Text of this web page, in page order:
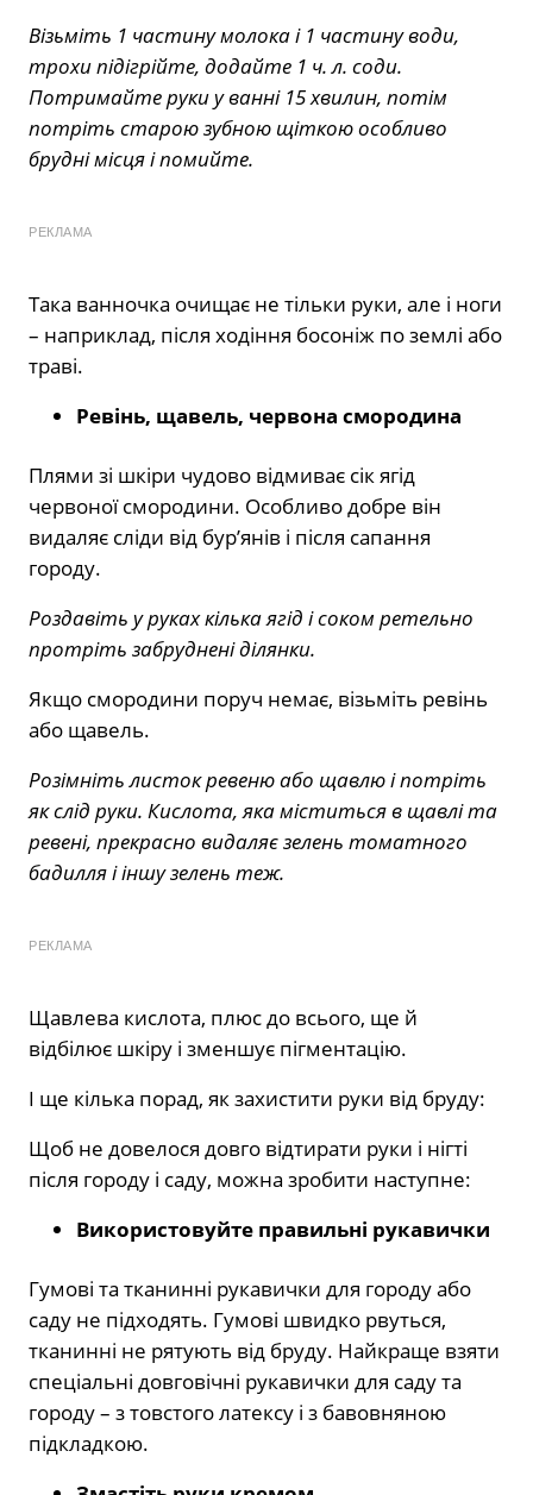
Візьміть 1 частину молока і 1 частину води,
трохи підігрійте, додайте 1 ч. л. соди.
Потримайте руки у ванні 15 хвилин, потім
потріть старою зубною щіткою особливо
брудні місця і помийте.
РЕКЛАМА
Така ванночка очищає не тільки руки, але і ноги
– наприклад, після ходіння босоніж по землі або
траві.
Ревінь, щавель, червона смородина
Плями зі шкіри чудово відмиває сік ягід
червоної смородини. Особливо добре він
видаляє сліди від бур’янів і після сапання
городу.
Роздавіть у руках кілька ягід і соком ретельно
протріть забруднені ділянки.
Якщо смородини поруч немає, візьміть ревінь
або щавель.
Розімніть листок ревеню або щавлю і потріть
як слід руки. Кислота, яка міститься в щавлі та
ревені, прекрасно видаляє зелень томатного
бадилля і іншу зелень теж.
РЕКЛАМА
Щавлева кислота, плюс до всього, ще й
відбілює шкіру і зменшує пігментацію.
І ще кілька порад, як захистити руки від бруду:
Щоб не довелося довго відтирати руки і нігті
після городу і саду, можна зробити наступне:
Використовуйте правильні рукавички
Гумові та тканинні рукавички для городу або
саду не підходять. Гумові швидко рвуться,
тканинні не рятують від бруду. Найкраще взяти
спеціальні довговічні рукавички для саду та
городу – з товстого латексу і з бавовняною
підкладкою.